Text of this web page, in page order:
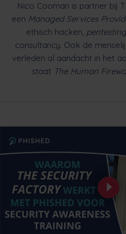
Nico Cooman is partner bij
een Managed Services
ethisch hacken, pentesting
consultancy. Ook de
verleden al aandacht in het
staat The Human